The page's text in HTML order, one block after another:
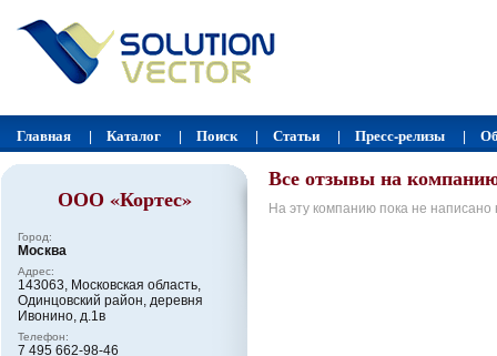
Главная Каталог Поиск Статьи Пресс-релизы
Все отзывы на
На эту компанию пока не написано
ООО «Кортес»
Город:
Москва
Адрес:
143063, Московская область,
Одинцовский район, деревня
Ивонино, д.1в
Телефон:
7 495 662-98-46